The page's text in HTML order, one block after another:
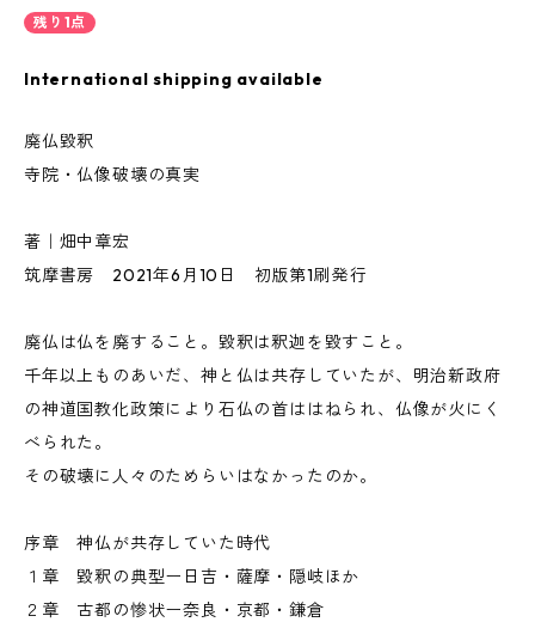
残り1点
International shipping available
廃仏毀釈
寺院・仏像破壊の真実
著｜畑中章宏
筑摩書房 2021年6月10日 初版第1刷発行
廃仏は仏を廃すること。毀釈は釈迦を毀すこと。
千年以上ものあいだ、神と仏は共存していたが、明治新政府
の神道国教化政策により石仏の首ははねられ、仏像が火にく
べられた。
その破壊に人々のためらいはなかったのか。
序章 神仏が共存していた時代
１章 毀釈の典型ー日吉・薩摩・隠岐ほか
２章 古都の惨状ー奈良・京都・鎌倉